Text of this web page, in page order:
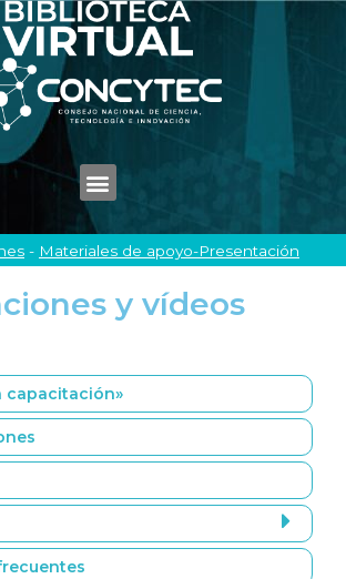
- Materiales de apoyo-Presentación
y vídeos
capacitación»